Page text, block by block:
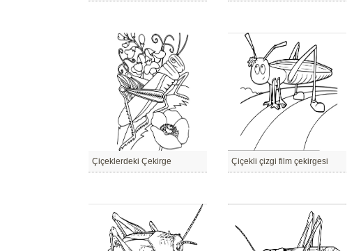
Çiçeklerdeki Çekirge Çiçekli çizgi film çekirgesi